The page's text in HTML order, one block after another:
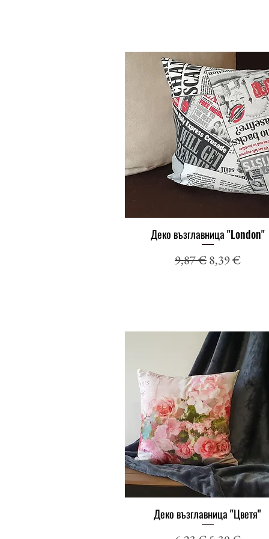
Бърз преглед
Деко възглавница "London"
Редовна цена
9,87 €Продажна
8,39 €
Бърз преглед
Деко възглавница "Цветя"